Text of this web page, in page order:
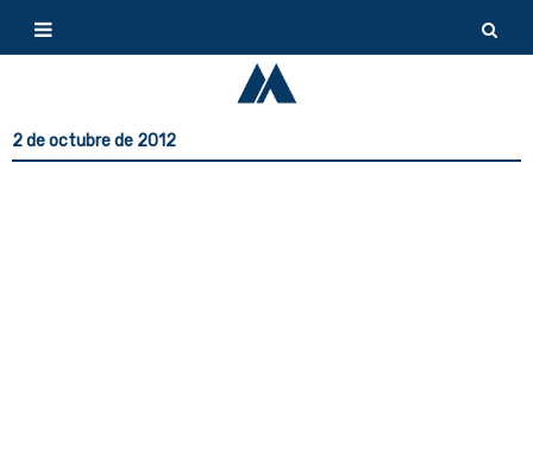
2 de octubre de 2012